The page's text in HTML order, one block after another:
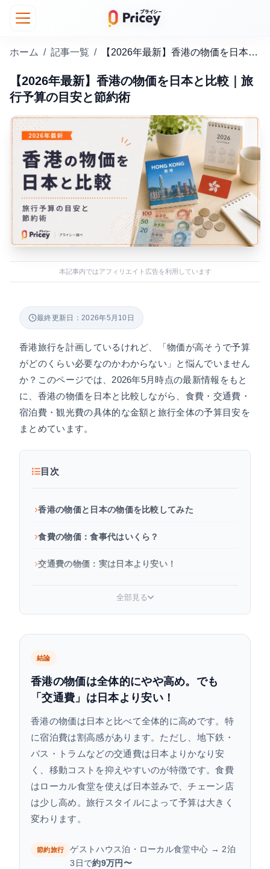
ホーム / 記事一覧 / 【2026年最新】香港の物価を日本と比較｜旅行予算の目安と節約術
【2026年最新】香港の物価を日本と比較｜旅
行予算の目安と節約術
本記事内ではアフィリエイト広告を利用しています
最終更新日：2026年5月10日
香港旅行を計画しているけれど、「物価が高そうで予算
がどのくらい必要なのかわからない」と悩んでいません
か？このページでは、2026年5月時点の最新情報をもと
に、香港の物価を日本と比較しながら、食費・交通費・
宿泊費・観光費の具体的な金額と旅行全体の予算目安を
まとめています。
目次
香港の物価と日本の物価を比較してみた
食費の物価：食事代はいくら？
交通費の物価：実は日本より安い！
宿泊費の物価：ランク別の価格帯
場料
お土産・ショッピングの物価：何がいくらで買え
香港旅行の予算目安（2泊3日・3泊4日）
香港旅行の費用を節約するコツ
まとめ：香港の物価は「交通費が安くて宿泊費が
高め」
よくある質問
全部見る
結論
香港の物価は全体的にやや高め。でも
「交通費」は日本より安い！
香港の物価は日本と比べて全体的に高めです。特
に宿泊費は割高感があります。ただし、地下鉄・
バス・トラムなどの交通費は日本よりかなり安
く、移動コストを抑えやすいのが特徴です。食費
はローカル食堂を使えば日本並みで、チェーン店
は少し高め。旅行スタイルによって予算は大きく
変わります。
節約旅行
ゲストハウス泊・ローカル食堂中心 → 2泊
3日で約9万円〜